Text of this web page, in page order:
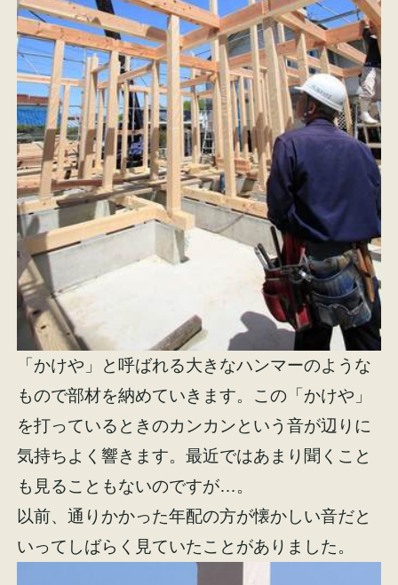
「かけや」と呼ばれる大きなハンマーのような
もので部材を納めていきます。この「かけや」
を打っているときのカンカンという音が辺りに
気持ちよく響きます。最近ではあまり聞くこと
も見ることもないのですが…。
以前、通りかかった年配の方が懐かしい音だと
いってしばらく見ていたことがありました。